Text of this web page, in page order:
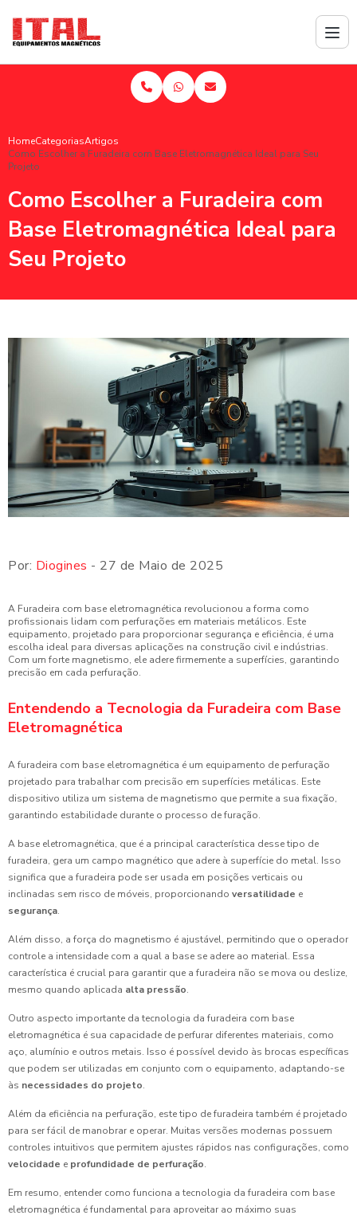
HomeCategoriasArtigos
Como Escolher a Furadeira com Base Eletromagnética Ideal para Seu
Projeto
Como Escolher a Furadeira com
Base Eletromagnética Ideal para
Seu Projeto
Por: Diogines - 27 de Maio de 2025
A Furadeira com base eletromagnética revolucionou a forma como
profissionais lidam com perfurações em materiais metálicos. Este
equipamento, projetado para proporcionar segurança e eficiência, é uma
escolha ideal para diversas aplicações na construção civil e indústrias.
Com um forte magnetismo, ele adere firmemente a superfícies, garantindo
precisão em cada perfuração.
Entendendo a Tecnologia da Furadeira com Base
Eletromagnética
A furadeira com base eletromagnética é um equipamento de perfuração
projetado para trabalhar com precisão em superfícies metálicas. Este
dispositivo utiliza um sistema de magnetismo que permite a sua fixação,
garantindo estabilidade durante o processo de furação.
A base eletromagnética, que é a principal característica desse tipo de
furadeira, gera um campo magnético que adere à superfície do metal. Isso
significa que a furadeira pode ser usada em posições verticais ou
inclinadas sem risco de móveis, proporcionando versatilidade e
segurança.
Além disso, a força do magnetismo é ajustável, permitindo que o operador
controle a intensidade com a qual a base se adere ao material. Essa
característica é crucial para garantir que a furadeira não se mova ou deslize,
mesmo quando aplicada alta pressão.
Outro aspecto importante da tecnologia da furadeira com base
eletromagnética é sua capacidade de perfurar diferentes materiais, como
aço, alumínio e outros metais. Isso é possível devido às brocas específicas
que podem ser utilizadas em conjunto com o equipamento, adaptando-se
às necessidades do projeto.
Além da eficiência na perfuração, este tipo de furadeira também é projetado
para ser fácil de manobrar e operar. Muitas versões modernas possuem
controles intuitivos que permitem ajustes rápidos nas configurações, como
velocidade e profundidade de perfuração.
Em resumo, entender como funciona a tecnologia da furadeira com base
eletromagnética é fundamental para aproveitar ao máximo suas